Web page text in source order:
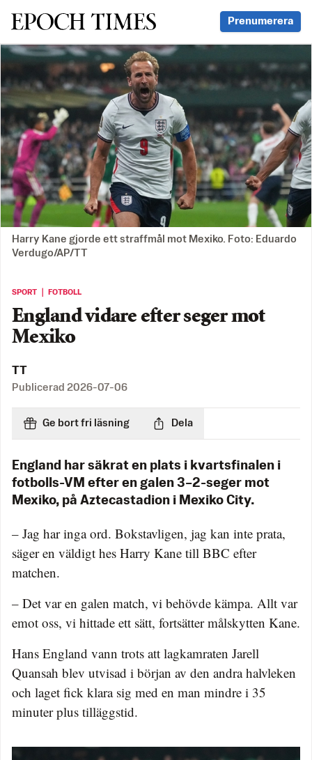
Svenska Epoch Times Prenumerera
Harry Kane gjorde ett straffmål mot Mexiko. Foto: Eduardo
Verdugo/AP/TT
SPORT ｜ FOTBOLL
England vidare efter seger mot
Mexiko
TT
Publicerad 2026-07-06
Ge bort fri läsning Dela
England har säkrat en plats i kvartsfinalen i
fotbolls-VM efter en galen 3–2-seger mot
Mexiko, på Aztecastadion i Mexiko City.
– Jag har inga ord. Bokstavligen, jag kan inte prata,
säger en väldigt hes Harry Kane till BBC efter
matchen.
– Det var en galen match, vi behövde kämpa. Allt var
emot oss, vi hittade ett sätt, fortsätter målskytten Kane.
Hans England vann trots att lagkamraten Jarell
Quansah blev utvisad i början av den andra halvleken
och laget fick klara sig med en man mindre i 35
minuter plus tilläggstid.